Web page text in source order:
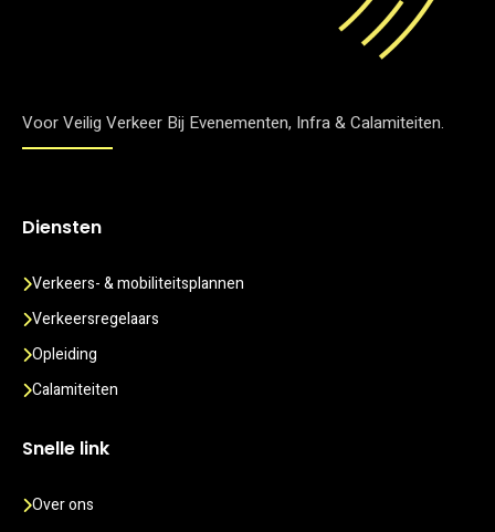
Voor Veilig Verkeer Bij Evenementen, Infra & Calamiteiten.
Diensten
Verkeers- & mobiliteitsplannen
Verkeersregelaars
Opleiding
Calamiteiten
Snelle link
Over ons